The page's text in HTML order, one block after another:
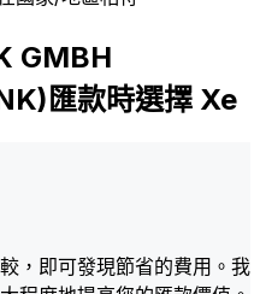
GMBH
匯款時選擇 Xe
，即可發現節省的費用。我